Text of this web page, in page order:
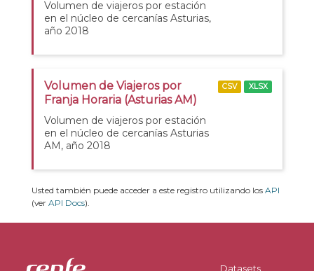
Volumen de viajeros por estación
en el núcleo de cercanías Asturias,
año 2018
Volumen de Viajeros por
Franja Horaria (Asturias AM)
Volumen de viajeros por estación
en el núcleo de cercanías Asturias
AM, año 2018
CSV XLSX
Usted también puede acceder a este registro utilizando los API
(ver API Docs).
Datasets